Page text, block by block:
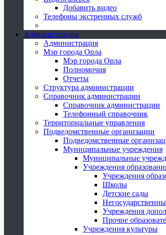
Добавить видео
Телефоны экстренных служб
Администрация
Администрация
Мэр города Орла
Мэр города Орла
Полномочия
Отчеты
Структура администрации
Справочник администрации
Справочник администрации
Телефонный справочник
Территориальные управления
Подведомственные организации
Подведомственные
Муниципальные учреждения
Муниципальные
Учреждения
Учреждения
Школы
Детские сады
Учреждения
Прочие
Учреждения культуры